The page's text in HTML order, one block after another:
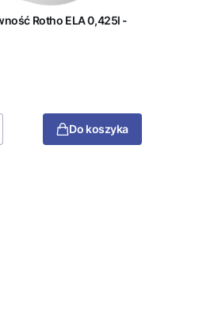
Rotho ELA 0,425l -
Do koszyka